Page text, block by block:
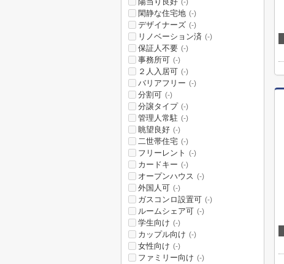
(-)
閑静な住宅地 (-)
デザイナーズ (-)
リノベーション済 (-)
保証人不要 (-)
事務所可 (-)
２人入居可 (-)
バリアフリー (-)
分割可 (-)
分譲タイプ (-)
管理人常駐 (-)
眺望良好 (-)
二世帯住宅 (-)
フリーレント (-)
カードキー (-)
オープンハウス (-)
外国人可 (-)
ガスコンロ設置可 (-)
ルームシェア可 (-)
学生向け (-)
カップル向け (-)
女性向け (-)
ファミリー向け (-)